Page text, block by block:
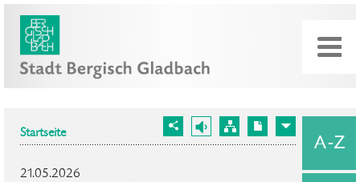
Startseite
21.05.2026